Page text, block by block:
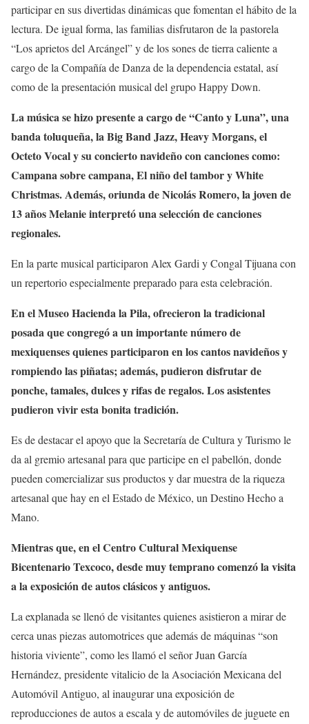
participar en sus divertidas dinámicas que fomentan el hábito de la
lectura. De igual forma, las familias disfrutaron de la pastorela
“Los aprietos del Arcángel” y de los sones de tierra caliente a
cargo de la Compañía de Danza de la dependencia estatal, así
como de la presentación musical del grupo Happy Down.
La música se hizo presente a cargo de “Canto y Luna”, una
banda toluqueña, la Big Band Jazz, Heavy Morgans, el
Octeto Vocal y su concierto navideño con canciones como:
Campana sobre campana, El niño del tambor y White
Christmas. Además, oriunda de Nicolás Romero, la joven de
13 años Melanie interpretó una selección de canciones
regionales.
En la parte musical participaron Alex Gardi y Congal Tijuana con
un repertorio especialmente preparado para esta celebración.
En el Museo Hacienda la Pila, ofrecieron la tradicional
posada que congregó a un importante número de
mexiquenses quienes participaron en los cantos navideños y
rompiendo las piñatas; además, pudieron disfrutar de
ponche, tamales, dulces y rifas de regalos. Los asistentes
pudieron vivir esta bonita tradición.
Es de destacar el apoyo que la Secretaría de Cultura y Turismo le
da al gremio artesanal para que participe en el pabellón, donde
pueden comercializar sus productos y dar muestra de la riqueza
artesanal que hay en el Estado de México, un Destino Hecho a
Mano.
Mientras que, en el Centro Cultural Mexiquense
Bicentenario Texcoco, desde muy temprano comenzó la visita
a la exposición de autos clásicos y antiguos.
La explanada se llenó de visitantes quienes asistieron a mirar de
cerca unas piezas automotrices que además de máquinas “son
historia viviente”, como les llamó el señor Juan García
Hernández, presidente vitalicio de la Asociación Mexicana del
Automóvil Antiguo, al inaugurar una exposición de
reproducciones de autos a escala y de automóviles de juguete en